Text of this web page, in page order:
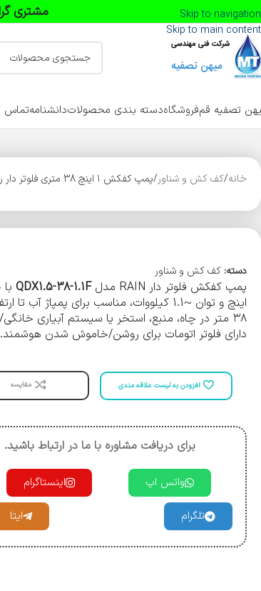
Skip to navigation
Skip to main content
مشتری
تصفیه قمفروشگاهدسته بندی محصولاتدانشنامهتماس
خانه کف کش و شناور پمپ کفکش ۱ اینچ 38 متری فلوتر دار راین RAIN مدل QDX1.5-38-1.1 F
دسته: کف کش و شناور
پمپ کفکش فلوتر دار RAIN مدل QDX1.5-38-1.1F
اینچ و توان ~1.1 کیلووات، مناسب برای پمپاژ آب
۳۸ متر در چاه، منبع، استخر یا سیستم آبیاری
دارای فلوتر اتومات برای روشن/خاموش شدن هوشمند.
افزودن به لیست علاقه مندی مقایسه
برای دریافت مشاوره با ما در ارتباط باشید.
واتس اپ اینستاگرام
تلگرام ایتا